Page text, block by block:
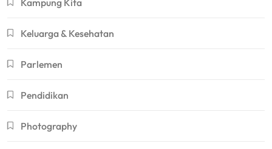
Kampung Kita
Keluarga & Kesehatan
Parlemen
Pendidikan
Photography